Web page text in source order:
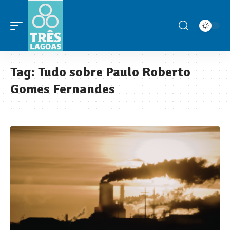
Tag:Tudo sobre Paulo Roberto
Gomes Fernandes